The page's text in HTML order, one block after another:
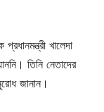
খালেদা
তিনি নেতাদের
জানান।